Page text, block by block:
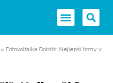
» Fotovoltaika Dobříš: Nejlepší firmy v